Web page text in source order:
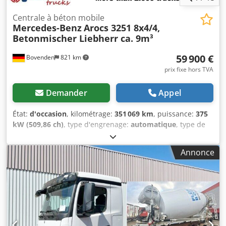
Bovenden 821 km
Centrale à béton mobile
Mercedes-BenzArocs 3251 8x4/4,
Betonmischer Liebherr ca. 9m³
59 900 €
prix fixe hors TVA
Demander Appel
État: d'occasion, kilométrage: 351 069 km, puissance: 375
kW (509,86 ch), type d'engrenage: automatique, type de
blanc
poids à vide:17 235 kg, poids maximal de charge:14 765
kg, dimension des pneus: 315/80R22.5, configuration
d'essieux:
immatriculation:05/2016, classe d'émission:
régulateur de vitesse constant, suspension:acier-air,
cabine conducteur: cabine courte , empattement:
4 850
, Équipement:ABS, blocage de différentiel, cabine,
chauffage de siège, chauffage de stationnement,
Annonce